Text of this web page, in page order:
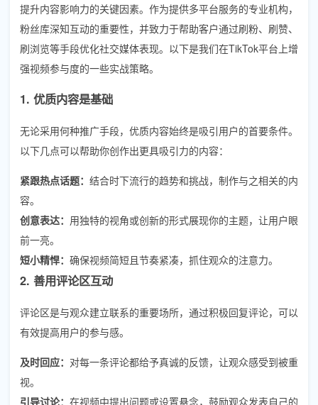
提升内容影响力的关键因素。作为提供多平台服务的专业机构，
粉丝库深知互动的重要性，并致力于帮助客户通过刷粉、刷赞、
刷浏览等手段优化社交媒体表现。以下是我们在TikTok平台上增
强视频参与度的一些实战策略。
1. 优质内容是基础
无论采用何种推广手段，优质内容始终是吸引用户的首要条件。
以下几点可以帮助你创作出更具吸引力的内容：
紧跟热点话题： 结合时下流行的趋势和挑战，制作与之相关的内
容。
创意表达： 用独特的视角或创新的形式展现你的主题，让用户眼
前一亮。
短小精悍： 确保视频简短且节奏紧凑，抓住观众的注意力。
2. 善用评论区互动
评论区是与观众建立联系的重要场所，通过积极回复评论，可以
有效提高用户的参与感。
及时回应： 对每一条评论都给予真诚的反馈，让观众感受到被重
视。
引导讨论： 在视频中提出问题或设置悬念，鼓励观众发表自己的